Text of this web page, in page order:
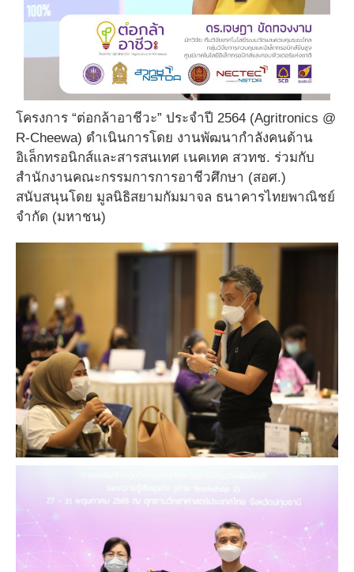
โครงการ “ต่อกล้าอาชีวะ” ประจำปี 2564 (Agritronics @
R-Cheewa) ดำเนินการโดย งานพัฒนากำลังคนด้าน
อิเล็กทรอนิกส์และสารสนเทศ เนคเทค สวทช. ร่วมกับ
สำนักงานคณะกรรมการการอาชีวศึกษา (สอศ.)
สนับสนุนโดย มูลนิธิสยามกัมมาจล ธนาคารไทยพาณิชย์
จำกัด (มหาชน)